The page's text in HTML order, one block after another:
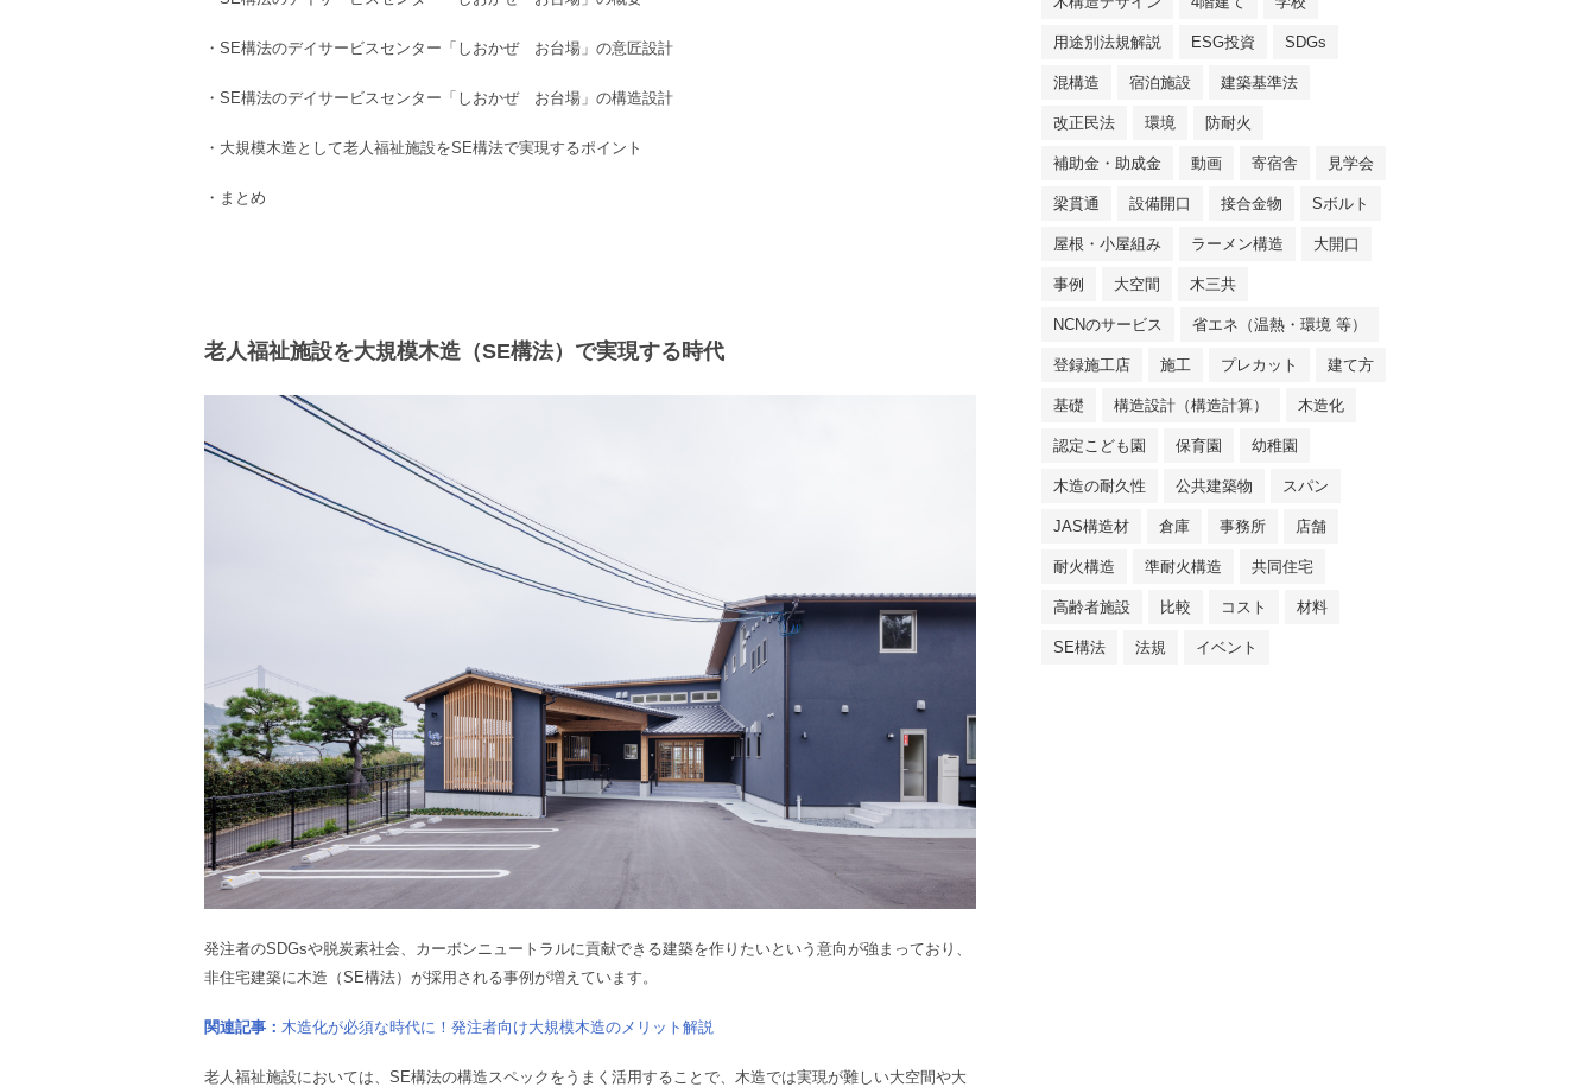
・ SE構法のデイサービスセンター 「​​しおかぜ お台場」 の意匠設計
・ SE構法のデイサービスセンター 「​​しおかぜ お台場」 の構造設計
・ 大規模木造 として老人福祉施設をSE構法で実現するポイント
・まとめ
老人福祉施設を大規模木造（SE構法）で実現する時代
発注者のSDGsや脱炭素社会、カーボンニュートラルに貢献できる建築を作りたいという意向が強まっており、
非住宅建築に木造（SE構法）が採用される事例が増えています。
関連記事： 木造化が必須な時代に！発注者向け大規模木造のメリット解説
老人福祉施設においては、SE構法の構造スペックをうまく活用することで、木造では実現が難しい大空間や大
用途別法規解説 ESG投資 SDGs
混構造 宿泊施設 建築基準法
改正民法 環境 防耐火
補助金・助成金 動画 寄宿舎 見学会
梁貫通 設備開口 接合金物 Sボルト
屋根・小屋組み ラーメン構造 大開口
事例 大空間 木三共
NCNのサービス 省エネ（温熱・環境 等）
登録施工店 施工 プレカット 建て方
基礎 構造設計（構造計算） 木造化
認定こども園 保育園 幼稚園
木造の耐久性 公共建築物 スパン
JAS構造材 倉庫 事務所 店舗
耐火構造 準耐火構造 共同住宅
高齢者施設 比較 コスト 材料
SE構法 法規 イベント